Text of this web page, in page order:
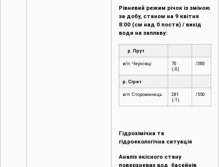
Рівневий режим річок із зміною
за добу, станом на 9 квітня
8:00 (см над 0 поста) / вихід
води на заплаву:
р. Прут
в/п Чернівці
70
(-0)
/380
р. Сірет
в/п Сторожинець
281
(-1)
/550
Гідрохімічна та
гідроекологічна ситуація
Аналіз якісного стану
поверхневих вод басейнів